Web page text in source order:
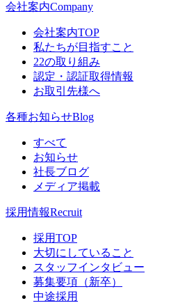
会社案内Company
会社案内TOP
私たちが目指すこと
22の取り組み
認定・認証取得情報
お取引先様へ
各種お知らせBlog
すべて
お知らせ
社長ブログ
メディア掲載
採用情報Recruit
採用TOP
大切にしていること
スタッフインタビュー
募集要項（新卒）
中途採用